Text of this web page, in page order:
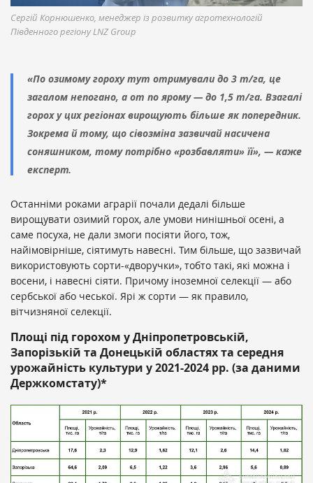
Сергій Корнюшенко, менеджер із розвитку агротехнологій
Південного регіону LNZ Group
«По озимому гороху тут отримували до 3 т/га, це
загалом непогано, а от по ярому — до 1,5 т/га. Взагалі
горох у цих регіонах вирощують більше як попередник.
Зокрема й тому, що сівозміна зазвичай насичена
соняшником, тому потрібно «розбавляти» її», — каже
експерт.
Останніми роками аграрії почали дедалі більше
вирощувати озимий горох, але умови нинішньої осені, а
саме посуха, не дали змоги посіяти його, тож,
найімовірніше, сіятимуть навесні. Тим більше, що зазвичай
використовують сорти-«дворучки», тобто такі, які можна і
восени, і навесні сіяти. Причому іноземної селекції — або
сербської або чеської. Ярі ж сорти — як правило,
вітчизняної селекції.
Площі під горохом у Дніпропетровській,
Запорізькій та Донецькій областях та середня
урожайність культури у 2021-2024 рр. (за даними
Держкомстату)*